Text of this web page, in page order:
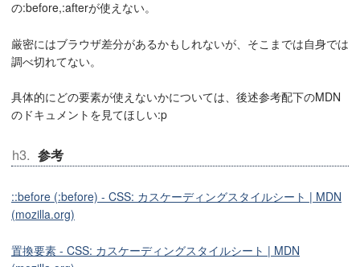
の:before,:afterが使えない。
厳密にはブラウザ差分があるかもしれないが、そこまでは自身では
調べ切れてない。
具体的にどの要素が使えないかについては、後述参考配下のMDN
のドキュメントを見てほしい:p
参考
::before (:before) - CSS: カスケーディングスタイルシート | MDN
(mozilla.org)
置換要素 - CSS: カスケーディングスタイルシート | MDN